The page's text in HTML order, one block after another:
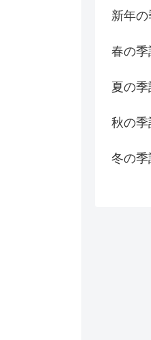
新年
春の季
夏の
秋の季
冬の季